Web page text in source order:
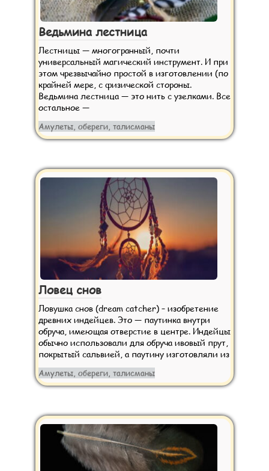
Ведьмина лестница
Лестницы — многогранный, почти
универсальный магический инструмент. И при
этом чрезвычайно простой в изготовлении (по
крайней мере, с физической стороны.
Ведьмина лестница — это нить с узелками. Все
остальное —
Амулеты, обереги, талисманы
Ловец снов
Ловушка снов (dream catcher) – изобретение
древних индейцев. Это — паутинка внутри
обруча, имеющая отверстие в центре. Индейцы
обычно использовали для обруча ивовый прут,
покрытый сальвией, а паутину изготовляли из
Амулеты, обереги, талисманы